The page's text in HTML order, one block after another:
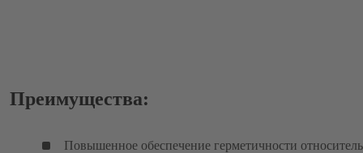
Преимущества:
Повышенное обеспечение герметичности